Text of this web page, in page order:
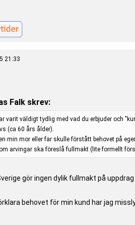
21:33
Falk skrev:
varit väldigt tydlig med vad du erbjuder och
(ca 60 års ålder).
min mor eller far skulle förstått behovet på
arvingar ska föreslå fullmakt (lite formellt
gör ingen dylik fullmakt på
behovet för min kund har jag